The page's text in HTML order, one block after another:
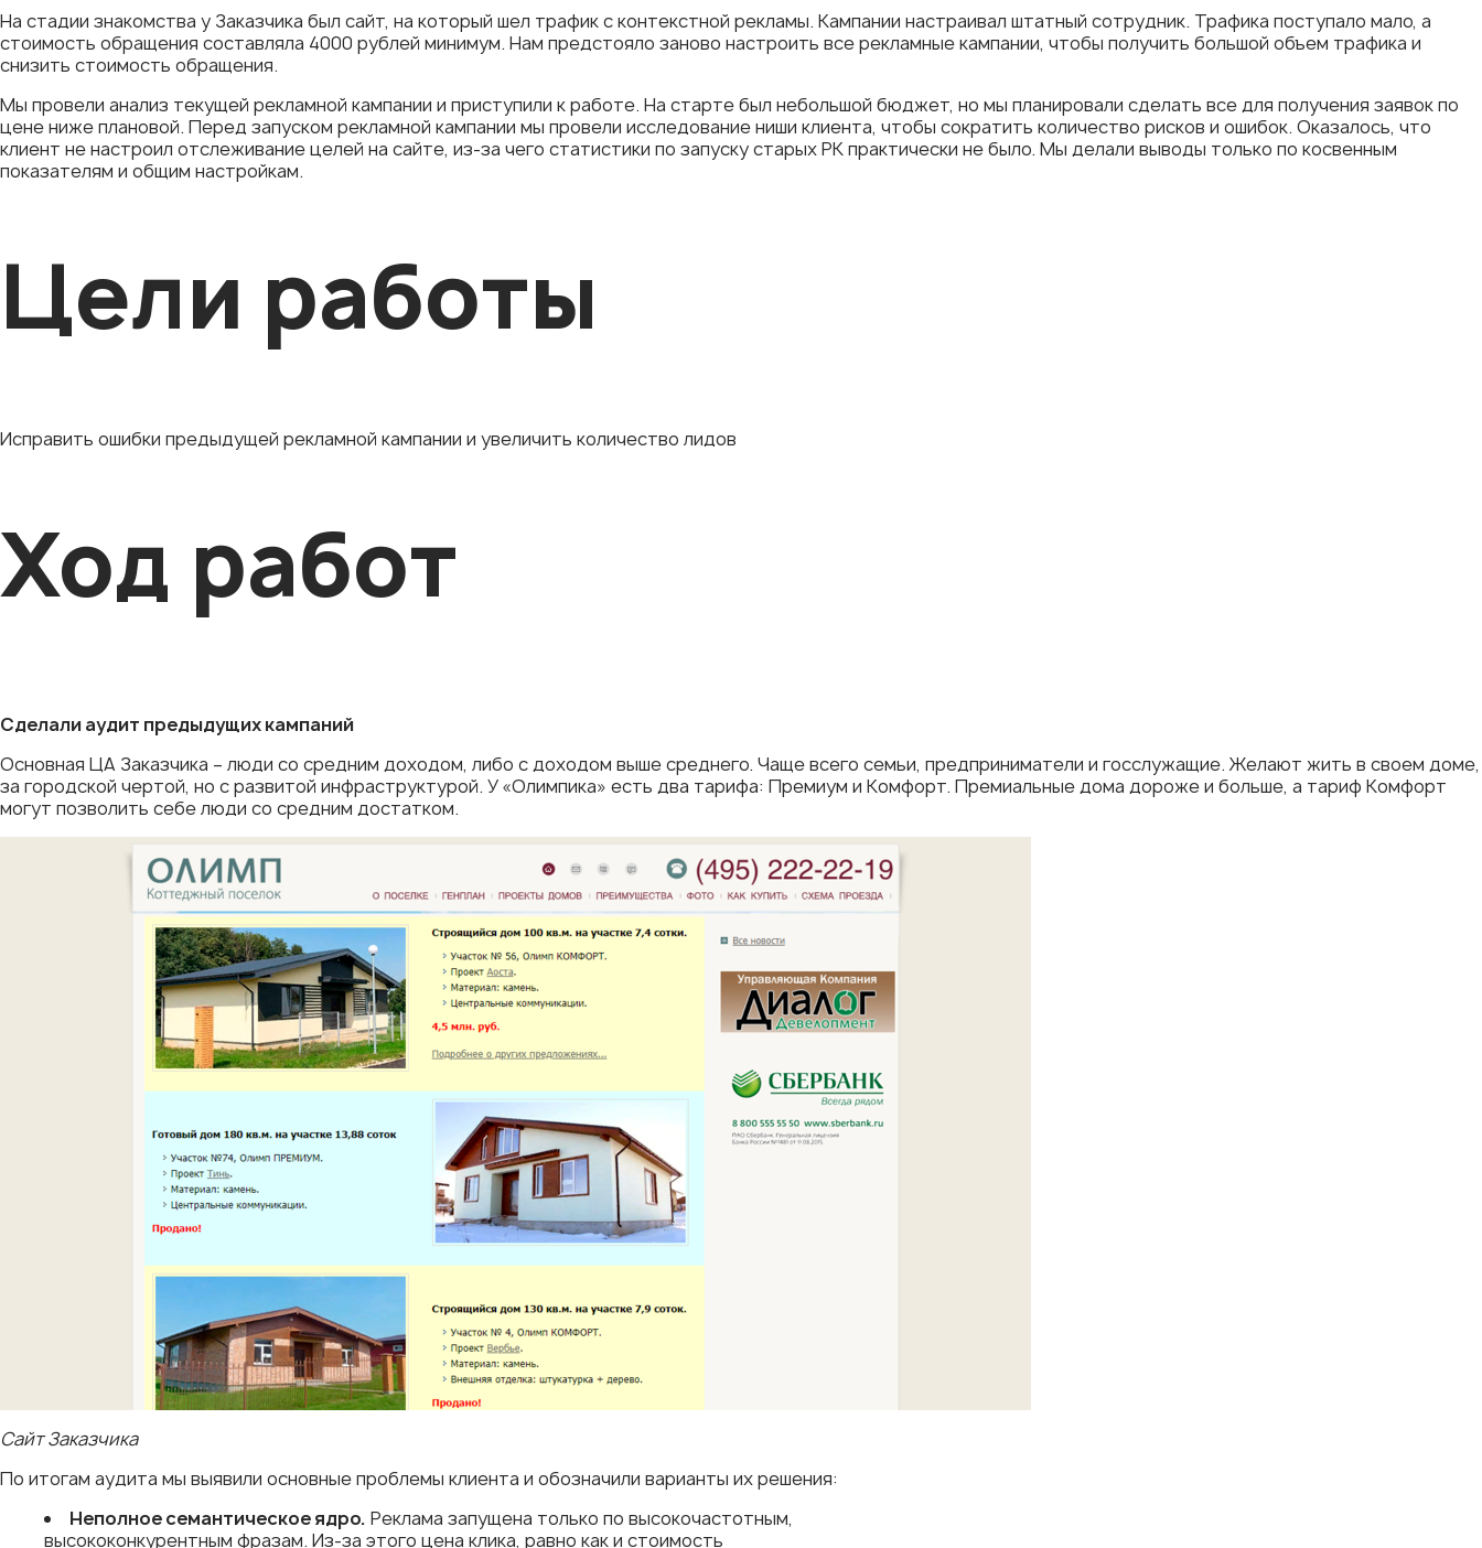
На стадии знакомства у Заказчика был сайт, на который шел трафик с контекстной рекламы. Кампании настраивал штатный сотрудник. Трафика поступало мало, а
стоимость обращения составляла 4000 рублей минимум. Нам предстояло заново настроить все рекламные кампании, чтобы получить большой объем трафика и
снизить стоимость обращения.
Мы провели анализ текущей рекламной кампании и приступили к работе. На старте был небольшой бюджет, но мы планировали сделать все для получения заявок по
цене ниже плановой. Перед запуском рекламной кампании мы провели исследование ниши клиента, чтобы сократить количество рисков и ошибок. Оказалось, что
клиент не настроил отслеживание целей на сайте, из-за чего статистики по запуску старых РК практически не было. Мы делали выводы только по косвенным
показателям и общим настройкам.
Цели работы
Исправить ошибки предыдущей рекламной кампании и увеличить количество лидов
Ход работ
Сделали аудит предыдущих кампаний
Основная ЦА Заказчика – люди со средним доходом, либо с доходом выше среднего. Чаще всего семьи, предприниматели и госслужащие. Желают жить в своем доме,
за городской чертой, но с развитой инфраструктурой. У «Олимпика» есть два тарифа: Премиум и Комфорт. Премиальные дома дороже и больше, а тариф Комфорт
могут позволить себе люди со средним достатком.
Сайт Заказчика
По итогам аудита мы выявили основные проблемы клиента и обозначили варианты их решения:
Неполное семантическое ядро. Реклама запущена только по высокочастотным,
высококонкурентным фразам. Из-за этого цена клика, равно как и стоимость